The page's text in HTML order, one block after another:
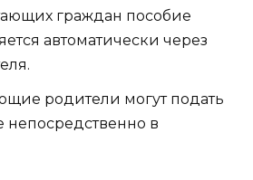
граждан пособие
автоматически через
родители могут подать
непосредственно в